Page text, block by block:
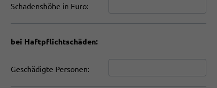
Schadenshöhe in Euro:
bei Haftpflichtschäden:
Geschädigte Personen: